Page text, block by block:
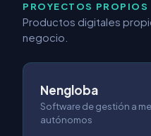
PROYECTOS PROPIOS
Productos digitales
negocio.
Nengloba
Software de gestión a
autónomos